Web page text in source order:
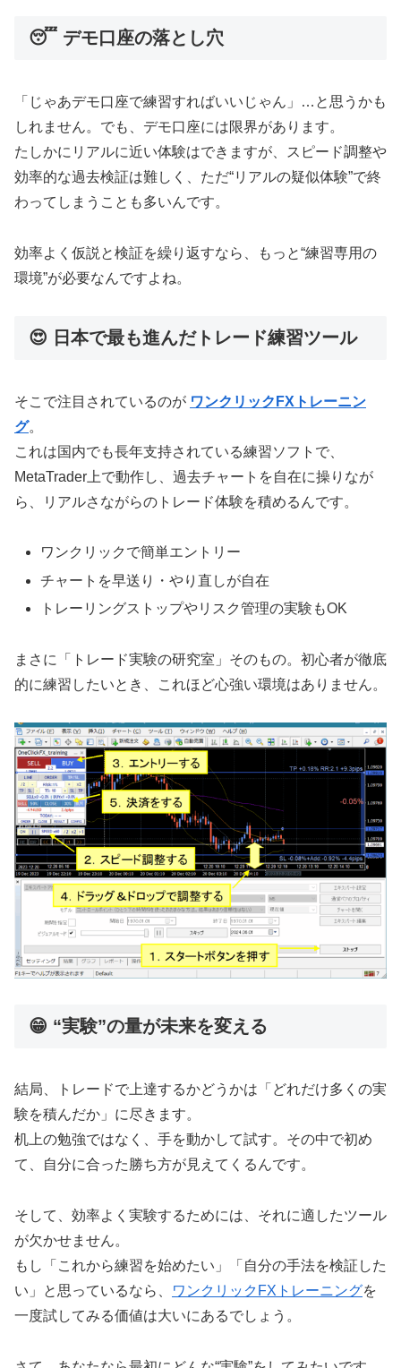
😴 デモ口座の落とし穴
「じゃあデモ口座で練習すればいいじゃん」…と思うかも
しれません。でも、デモ口座には限界があります。
たしかにリアルに近い体験はできますが、スピード調整や
効率的な過去検証は難しく、ただ“リアルの疑似体験”で終
わってしまうことも多いんです。
効率よく仮説と検証を繰り返すなら、もっと“練習専用の
環境”が必要なんですよね。
😍 日本で最も進んだトレード練習ツール
そこで注目されているのが ワンクリックFXトレーニン
グ。
これは国内でも長年支持されている練習ソフトで、
MetaTrader上で動作し、過去チャートを自在に操りなが
ら、リアルさながらのトレード体験を積めるんです。
ワンクリックで簡単エントリー
チャートを早送り・やり直しが自在
トレーリングストップやリスク管理の実験もOK
まさに「トレード実験の研究室」そのもの。初心者が徹底
的に練習したいとき、これほど心強い環境はありません。
😁 “実験”の量が未来を変える
結局、トレードで上達するかどうかは「どれだけ多くの実
験を積んだか」に尽きます。
机上の勉強ではなく、手を動かして試す。その中で初め
て、自分に合った勝ち方が見えてくるんです。
そして、効率よく実験するためには、それに適したツール
が欠かせません。
もし「これから練習を始めたい」「自分の手法を検証した
い」と思っているなら、
ワンクリックFXトレーニングを
一度試してみる価値は大いにあるでしょう。